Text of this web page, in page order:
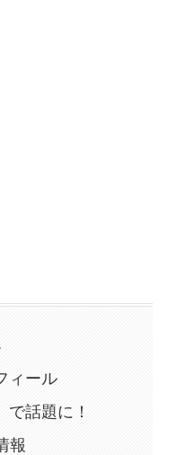
ィール
で話題に！
報